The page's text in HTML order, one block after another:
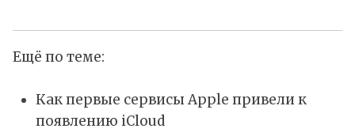
Ещё по теме:
Как первые сервисы Apple привели к
появлению iCloud